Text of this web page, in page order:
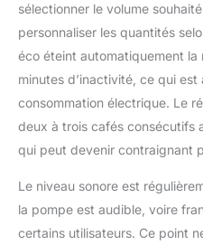
sélectionner le volume
personnaliser les quantités
éco éteint automatiquement la
minutes d’inactivité, ce qui
consommation électrique. Le
deux à trois cafés consécutifs
qui peut devenir contraignant
Le niveau sonore est
la pompe est audible, voire
certains utilisateurs. Ce point